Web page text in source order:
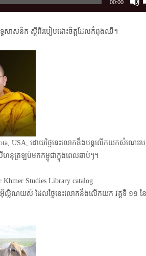
00:00
ធសាសនិក ស្ដីពីរបៀបដោះចិត្ដដែលកំពុងឈឺ។
USA, ដោយថ្ងៃនេះលោកនឹងបន្តលើកយកសំណេរ
នុត្រឡប់មកកម្ពុជាក្នុងពេលឆាប់ៗ។
ឋអ៊ិល្លីណយស៍ ដែលថ្ងៃនេះលោកនឹងលើកយក វគ្គទី ១១ ន